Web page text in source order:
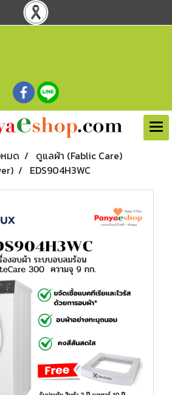
มด
ดูแลผ้า (Fablic Care)
EDS904H3WC